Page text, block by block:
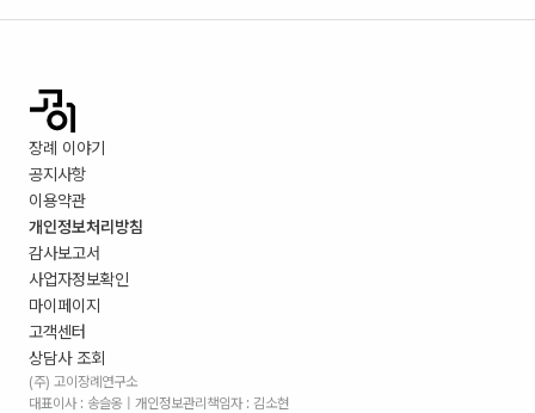
장례 이야기
공지사항
이용약관
개인정보처리방침
감사보고서
사업자정보확인
마이페이지
고객센터
상담사 조회
(주) 고이장례연구소
대표이사 : 송슬옹 | 개인정보관리책임자 : 김소현